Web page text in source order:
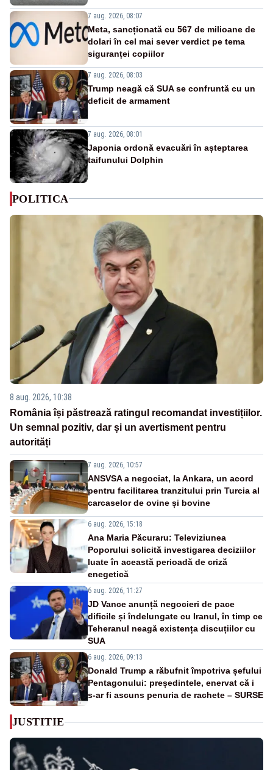
7 aug. 2026, 08:07
Meta, sancționată cu 567 de milioane de
dolari în cel mai sever verdict pe tema
siguranței copiilor
7 aug. 2026, 08:03
Trump neagă că SUA se confruntă cu un
deficit de armament
7 aug. 2026, 08:01
Japonia ordonă evacuări în așteptarea
taifunului Dolphin
POLITICA
8 aug. 2026, 10:38
România își păstrează ratingul recomandat investițiilor.
Un semnal pozitiv, dar și un avertisment pentru
autorități
7 aug. 2026, 10:57
ANSVSA a negociat, la Ankara, un acord
pentru facilitarea tranzitului prin Turcia al
carcaselor de ovine și bovine
6 aug. 2026, 15:18
Ana Maria Păcuraru: Televiziunea
Poporului solicită investigarea deciziilor
luate în această perioadă de criză
enegetică
6 aug. 2026, 11:27
JD Vance anunță negocieri de pace
dificile și îndelungate cu Iranul, în timp ce
Teheranul neagă existența discuțiilor cu
SUA
6 aug. 2026, 09:13
Donald Trump a răbufnit împotriva șefului
Pentagonului: președintele, enervat că i
s-ar fi ascuns penuria de rachete – SURSE
JUSTITIE